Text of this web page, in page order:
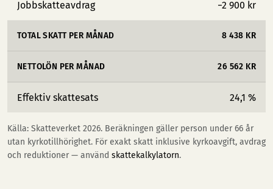
Jobbskatteavdrag −2 900 kr
TOTAL SKATT PER MÅNAD 8 438 KR
NETTOLÖN PER MÅNAD 26 562 KR
Effektiv skattesats 24,1 %
Källa: Skatteverket 2026. Beräkningen gäller person under 66 år
utan kyrkotillhörighet. För exakt skatt inklusive kyrkoavgift, avdrag
och reduktioner — använd skattekalkylatorn.